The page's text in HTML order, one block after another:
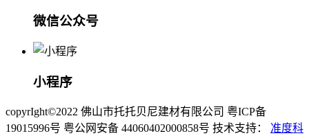
微信公众号
小程序
copyrIght©2022 佛山市托托贝尼建材有限公司 粤ICP备
19015996号 粤公网安备 44060402000858号 技术支持： 准度科